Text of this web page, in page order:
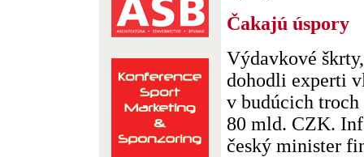
Čakajú úspory
Výdavkové
dohodli experti
v budúcich
80 mld. CZK.
český minister